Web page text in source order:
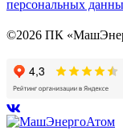
персональных
©2026 ПК